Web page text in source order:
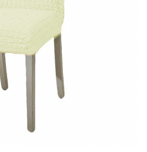
1
2